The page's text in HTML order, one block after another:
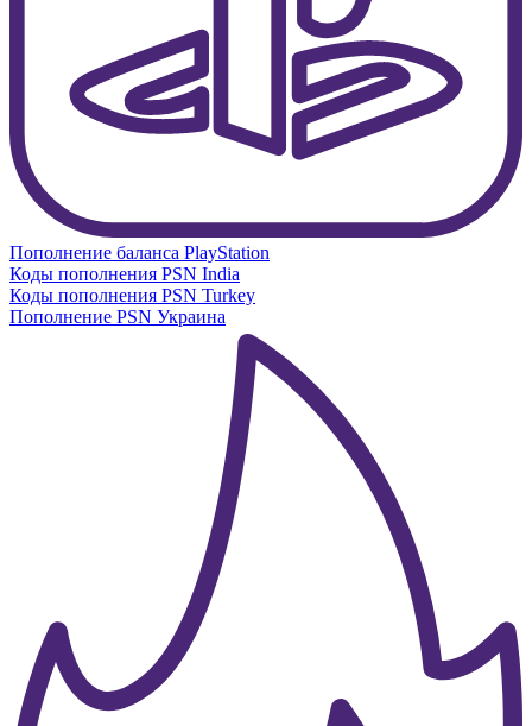
Пополнение баланса PlayStation
Коды пополнения PSN India
Коды пополнения PSN Turkey
Пополнение PSN Украина